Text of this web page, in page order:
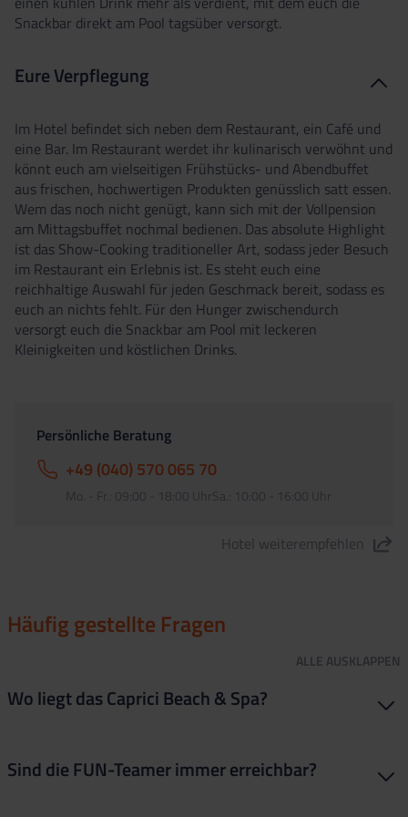
Snackbar direkt am Pool tagsüber versorgt.
Eure Verpflegung
Im Hotel befindet sich neben dem Restaurant, ein Café und
eine Bar. Im Restaurant werdet ihr kulinarisch verwöhnt und
könnt euch am vielseitigen Frühstücks- und Abendbuffet
aus frischen, hochwertigen Produkten genüsslich satt essen.
Wem das noch nicht genügt, kann sich mit der Vollpension
am Mittagsbuffet nochmal bedienen. Das absolute Highlight
ist das Show-Cooking traditioneller Art, sodass jeder Besuch
im Restaurant ein Erlebnis ist. Es steht euch eine
reichhaltige Auswahl für jeden Geschmack bereit, sodass es
euch an nichts fehlt. Für den Hunger zwischendurch
versorgt euch die Snackbar am Pool mit leckeren
Kleinigkeiten und köstlichen Drinks.
Persönliche Beratung
+49 (040) 570 065 70
Mo. - Fr.: 09:00 - 18:00 UhrSa.: 10:00 - 16:00 Uhr
Hotel weiterempfehlen
Häufig gestellte Fragen
ALLE AUSKLAPPEN
Wo liegt das Caprici Beach & Spa?
Malgrat de Mar. Es befindet sich nicht mitten im lauten Party-
Sind die FUN-Teamer immer erreichbar?